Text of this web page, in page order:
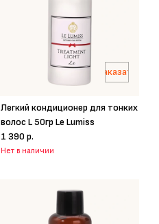
Заказать
Легкий кондиционер для тонких
волос L 50гр Le Lumiss
1 390 р.
Нет в наличии